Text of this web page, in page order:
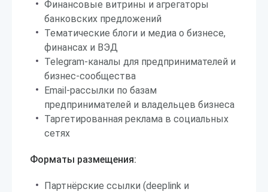
Финансовые витрины и агрегаторы
банковских предложений
Тематические блоги и медиа о бизнесе,
финансах и ВЭД
Telegram-каналы для предпринимателей и
бизнес-сообщества
Email-рассылки по базам
предпринимателей и владельцев бизнеса
Таргетированная реклама в социальных
сетях
Форматы размещения:
Партнёрские ссылки (deeplink и